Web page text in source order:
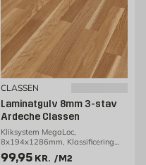
CLASSEN
Laminatgulv 8mm 3-stav
Ardeche Classen
Kliksystem MegaLoc,
8x194x1286mm, Klassificering
AC4/32, 2,00m2/pakke
Pris 99.95 kr. /m2
99,95 KR. /M2